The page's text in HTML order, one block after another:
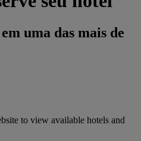
uma das mais de
to view available hotels and